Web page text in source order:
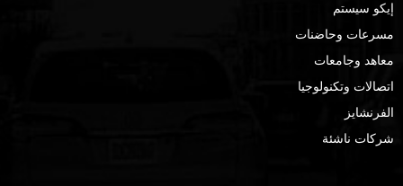
إيكو سيستم
مسرعات وحاضنات
معاهد وجامعات
اتصالات وتكنولوجيا
الفرنشايز
شركات ناشئة